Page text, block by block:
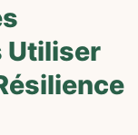
Utiliser